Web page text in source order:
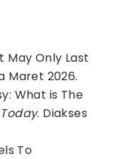
May Only Last
Maret 2026.
What is The
. Diakses
To